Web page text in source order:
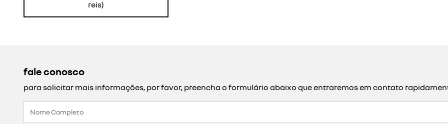
reis)
fale conosco
para solicitar mais informações, por favor, preencha o formulário abaixo que entraremos em contato